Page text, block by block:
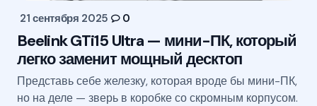
21 сентября 2025 0
Beelink GTi15 Ultra — мини-ПК, который
легко заменит мощный десктоп
Представь себе железку, которая вроде бы мини-ПК,
но на деле — зверь в коробке со скромным корпусом.